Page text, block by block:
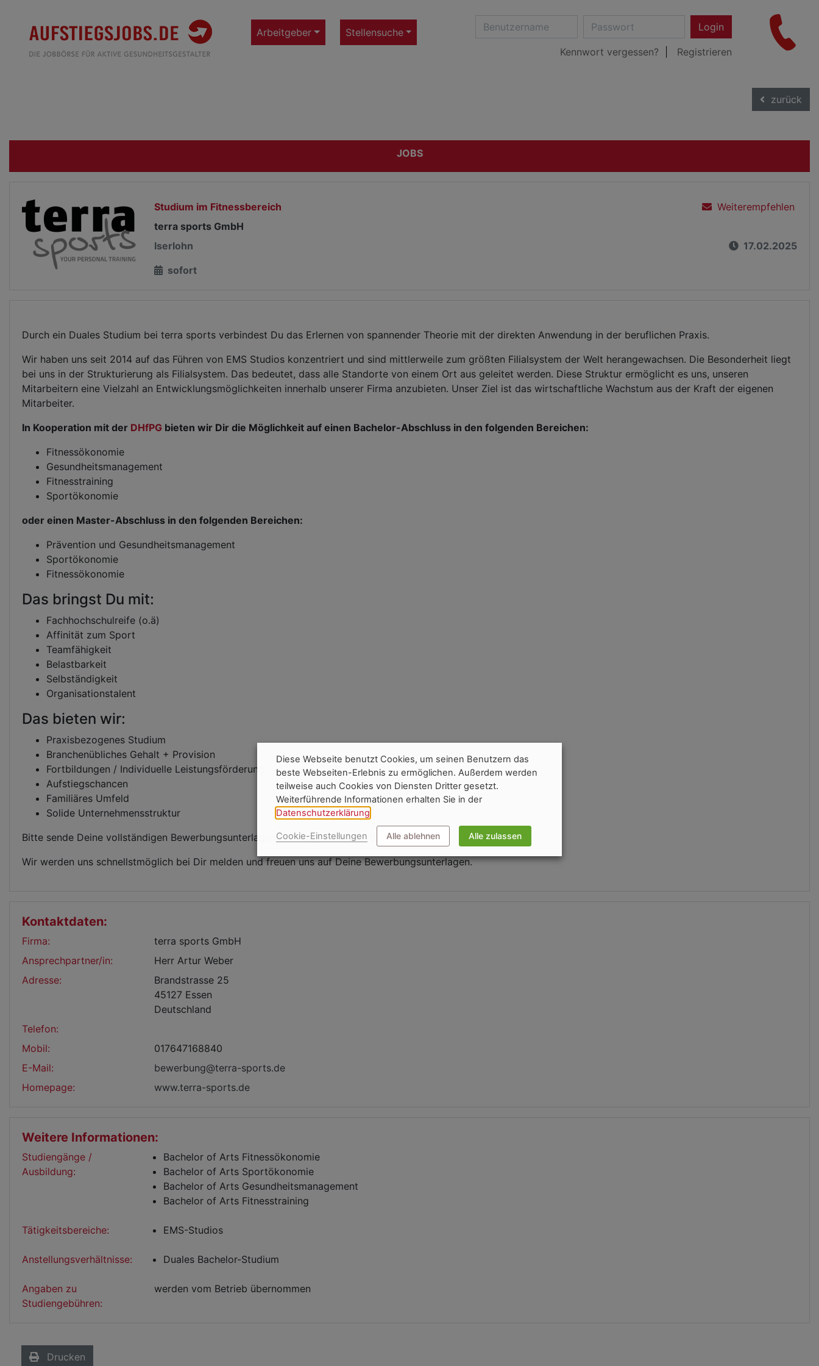
Arbeitgeber Stellensuche Login
Kennwort vergessen? Registrieren
zurück
JOBS
Studium im Fitnessbereich
terra sports GmbH
Iserlohn
sofort
Weiterempfehlen
17.02.2025
Durch ein Duales Studium bei terra sports verbindest Du das Erlernen von spannender Theorie mit der direkten Anwendung in der beruflichen Praxis.
Wir haben uns seit 2014 auf das Führen von EMS Studios konzentriert und sind mittlerweile zum größten Filialsystem der Welt herangewachsen. Die Besonderheit liegt
bei uns in der Strukturierung als Filialsystem. Das bedeutet, dass alle Standorte von einem Ort aus geleitet werden. Diese Struktur ermöglicht es uns, unseren
Mitarbeitern eine Vielzahl an Entwicklungsmöglichkeiten innerhalb unserer Firma anzubieten. Unser Ziel ist das wirtschaftliche Wachstum aus der Kraft der eigenen
Mitarbeiter.
In Kooperation mit der DHfPG bieten wir Dir die Möglichkeit auf einen Bachelor-Abschluss in den folgenden Bereichen:
Fitnessökonomie
Gesundheitsmanagement
Fitnesstraining
Sportökonomie
oder einen Master-Abschluss in den folgenden Bereichen:
Prävention und Gesundheitsmanagement
Sportökonomie
Fitnessökonomie
Das bringst Du mit:
Fachhochschulreife (o.ä)
Affinität zum Sport
Teamfähigkeit
Belastbarkeit
Selbständigkeit
Organisationstalent
Das bieten wir:
Praxisbezogenes Studium
Branchenübliches Gehalt + Provision
Fortbildungen / Individuelle Leistungsförderung
Aufstiegschancen
Familiäres Umfeld
Solide Unternehmensstruktur
Bitte sende Deine vollständigen Bewerbungsunterlagen an:info@terra-sports.de
Wir werden uns schnellstmöglich bei Dir melden und freuen uns auf Deine Bewerbungsunterlagen.
Kontaktdaten:
Firma:
terra sports GmbH
Ansprechpartner/in:
Herr Artur Weber
Adresse:
Brandstrasse 25
45127 Essen
Deutschland
Telefon:
Mobil:
017647168840
E-Mail:
bewerbung@terra-sports.de
Homepage:
www.terra-sports.de
Weitere Informationen:
Studiengänge /
Ausbildung:
Bachelor of Arts Fitnessökonomie
Bachelor of Arts Sportökonomie
Bachelor of Arts Gesundheitsmanagement
Bachelor of Arts Fitnesstraining
Tätigkeitsbereiche: EMS-Studios
Anstellungsverhältnisse: Duales Bachelor-Studium
Angaben zu
Studiengebühren:
werden vom Betrieb übernommen
Drucken
Diese Webseite benutzt Cookies, um seinen Benutzern das
beste Webseiten-Erlebnis zu ermöglichen. Außerdem werden
teilweise auch Cookies von Diensten Dritter gesetzt.
Weiterführende Informationen erhalten Sie in der
Datenschutzerklärung
Cookie-Einstellungen Alle ablehnen Alle zulassen